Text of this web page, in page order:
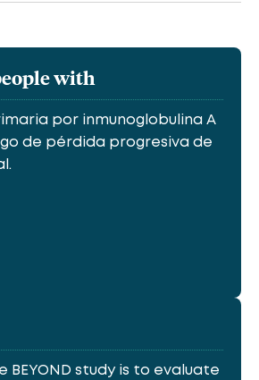
with
por inmunoglobulina A
de pérdida progresiva de
BEYOND study is to evaluate